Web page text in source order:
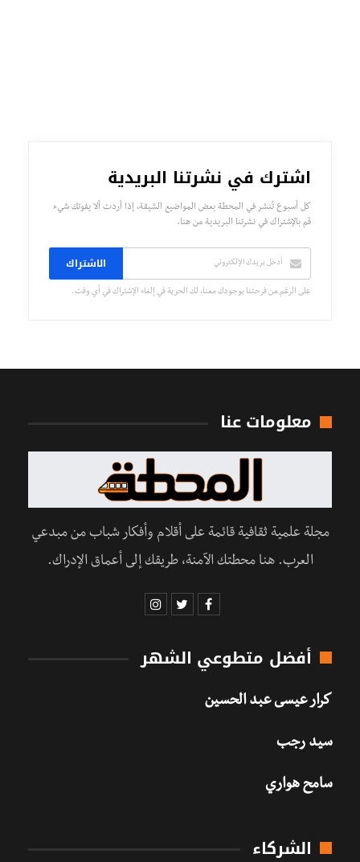
اشترك في نشرتنا البريدية
كل أسبوع تُنشر في المحطة بعض المواضيع الشيقة، إذا أردت ألا يفوتك شيء
قم بالإشتراك في نشرتنا البريدية من هنا.
الاشتراك
على الرغم من فرحتنا بوجودك معنا، لك الحرية في إلغاء الإشتراك في أي وقت.
معلومات عنا
مجلة علمية ثقافية قائمة على أقلام وأفكار شباب من مبدعي
العرب. هنا محطتك الآمنة، طريقك إلى أعماق الإدراك.
أفضل متطوعي الشهر
كرار عيسى عبد الحسين
سيد رجب
سامح هواري
الشركاء